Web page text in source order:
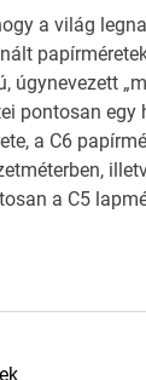
a világ
úgynevezett
pontosan egy
a C6
a C5